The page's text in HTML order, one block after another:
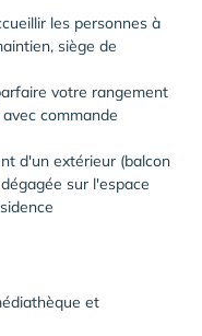
les personnes à
siège de
votre rangement
commande
d'un extérieur (balcon
sur l'espace
et